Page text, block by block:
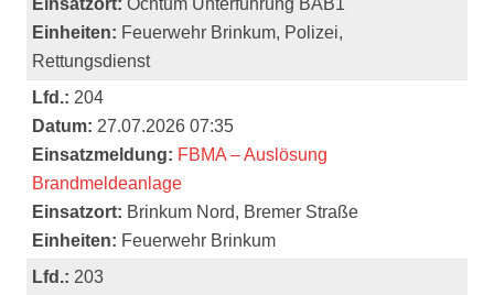
Einsatzort: Ochtum Unterführung BAB1
Einheiten: Feuerwehr Brinkum, Polizei,
Rettungsdienst
Lfd.: 204
Datum: 27.07.2026 07:35
Einsatzmeldung: FBMA – Auslösung
Brandmeldeanlage
Einsatzort: Brinkum Nord, Bremer Straße
Einheiten: Feuerwehr Brinkum
Lfd.: 203